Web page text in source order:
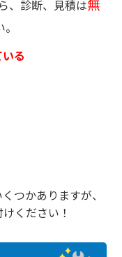
、診断、見積は無
る
つかありますが、
ください！